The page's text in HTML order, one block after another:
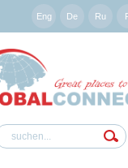
Eng De Ru